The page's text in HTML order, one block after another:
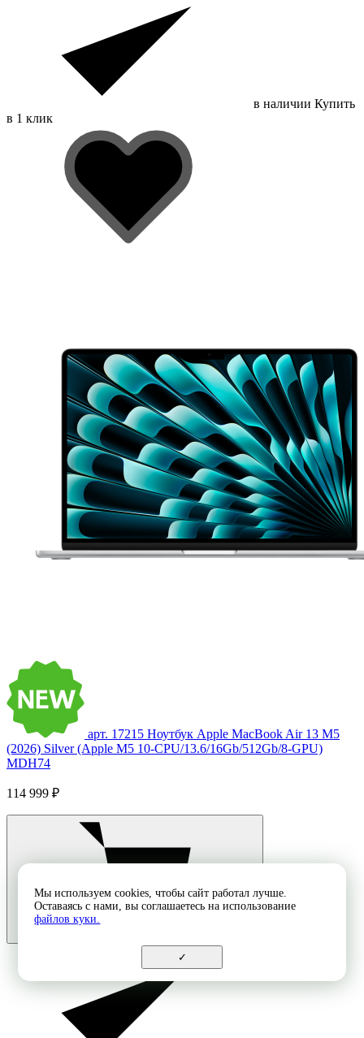
в наличии Купить
в 1 клик
арт. 17215 Ноутбук Apple MacBook Air 13 M5
(2026) Silver (Apple M5 10-CPU/13.6/16Gb/512Gb/8-GPU)
MDH74
114 999 ₽
Мы используем cookies, чтобы сайт работал лучше.
Оставаясь с нами, вы соглашаетесь на использование
файлов куки.
✓